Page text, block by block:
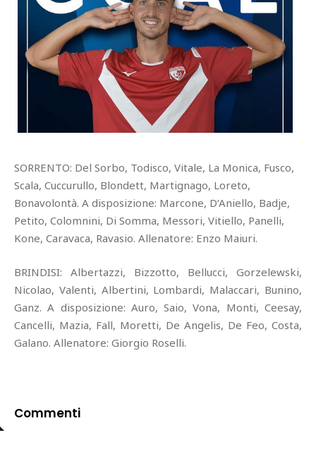
SORRENTO: Del Sorbo, Todisco, Vitale, La Monica, Fusco,
Scala, Cuccurullo, Blondett, Martignago, Loreto,
Bonavolontà. A disposizione: Marcone, D’Aniello, Badje,
Petito, Colomnini, Di Somma, Messori, Vitiello, Panelli,
Kone, Caravaca, Ravasio. Allenatore: Enzo Maiuri.
BRINDISI: Albertazzi, Bizzotto, Bellucci, Gorzelewski,
Nicolao, Valenti, Albertini, Lombardi, Malaccari, Bunino,
Ganz. A disposizione: Auro, Saio, Vona, Monti, Ceesay,
Cancelli, Mazia, Fall, Moretti, De Angelis, De Feo, Costa,
Galano. Allenatore: Giorgio Roselli.
Commenti